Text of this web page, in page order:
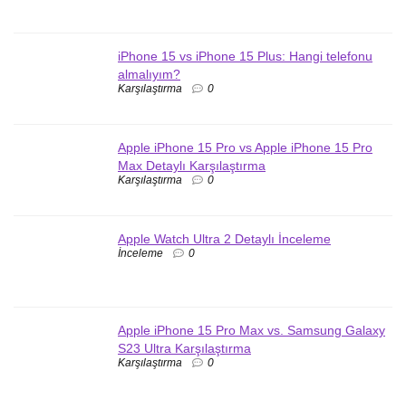
iPhone 15 vs iPhone 15 Plus: Hangi telefonu
almalıyım?
Karşılaştırma 0
Apple iPhone 15 Pro vs Apple iPhone 15 Pro
Max Detaylı Karşılaştırma
Karşılaştırma 0
Apple Watch Ultra 2 Detaylı İnceleme
İnceleme 0
Apple iPhone 15 Pro Max vs. Samsung Galaxy
S23 Ultra Karşılaştırma
Karşılaştırma 0